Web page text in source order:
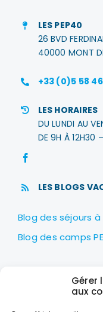
Gérer
aux
LES PEP40
26 BVD
40000 MONT
+33 (0)5 58
LES HORAIRES
DU LUNDI AU
DE 9H À 12H30
LES BLOGS
Blog des séjours
Blog des camps
LES PEP40
Centre